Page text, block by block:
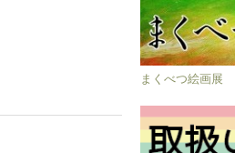
まくべつ絵画展